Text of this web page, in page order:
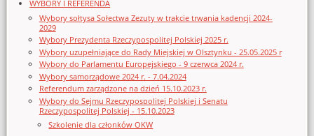
WYBORY I REFERENDA
Wybory sołtysa Sołectwa Zezuty w trakcie trwania kadencji 2024-
2029
Wybory Prezydenta Rzeczypospolitej Polskiej 2025 r.
Wybory uzupełniające do Rady Miejskiej w Olsztynku - 25.05.2025 r
Wybory do Parlamentu Europejskiego - 9 czerwca 2024 r.
Wybory samorządowe 2024 r. - 7.04.2024
Referendum zarządzone na dzień 15.10.2023 r.
Wybory do Sejmu Rzeczypospolitej Polskiej i Senatu
Rzeczypospolitej Polskiej - 15.10.2023
Szkolenie dla członków OKW